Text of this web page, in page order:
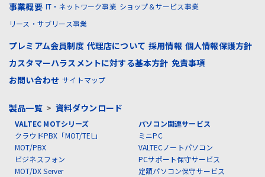
事業概要 IT・ネットワーク事業 ショップ＆サービス事業
リース・サブリース事業
プレミアム会員制度 代理店について 採用情報 個人情報保護方針
カスタマーハラスメントに対する基本方針 免責事項
お問い合わせ サイトマップ
製品一覧> 資料ダウンロード
VALTEC MOTシリーズ
クラウドPBX「MOT/TEL」
MOT/PBX
ビジネスフォン
MOT/DX Server
パソコン関連サービス
ミニPC
VALTECノートパソコン
PCサポート保守サービス
定額パソコン保守サービス